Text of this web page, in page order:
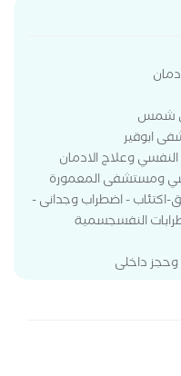
شمس
ابوقير
وعلاج الادمان
اكتئاب - اضطراب وجدانى -
النفسجسمية
وحجز داخلى